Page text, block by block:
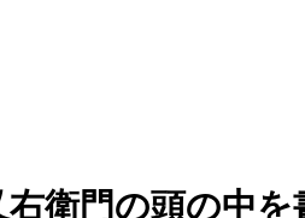
右衛門の頭の中